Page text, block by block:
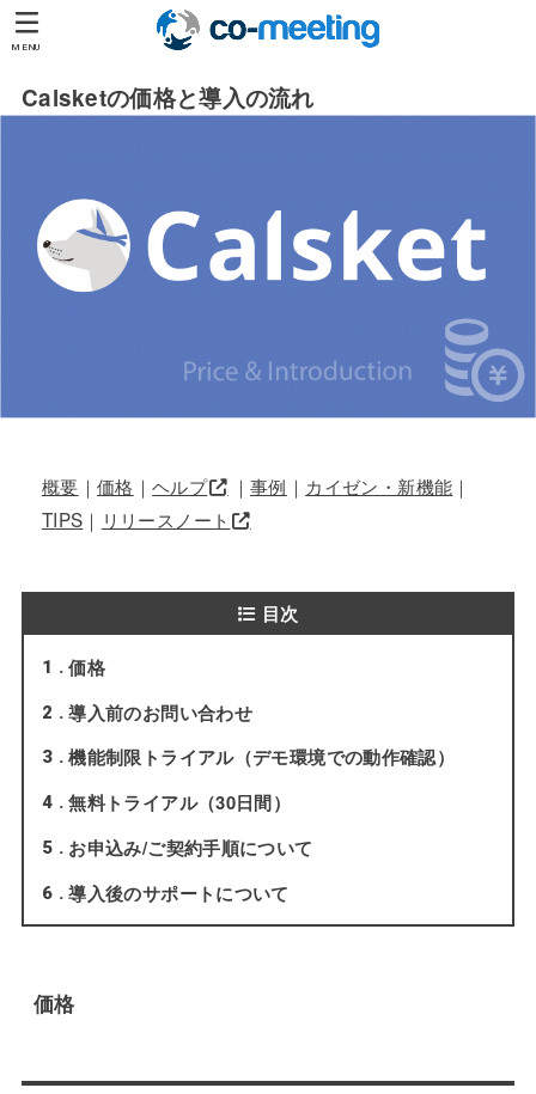
MENU
Calsketの価格と導入の流れ
概要 ｜ 価格 ｜ヘルプ ｜事例 ｜ カイゼン・新機能 ｜
TIPS ｜ リリースノート
目次
1 価格
2 導入前のお問い合わせ
3 機能制限トライアル（デモ環境での動作確認）
4 無料トライアル（30日間）
5 お申込み/ご契約手順について
6 導入後のサポートについて
価格